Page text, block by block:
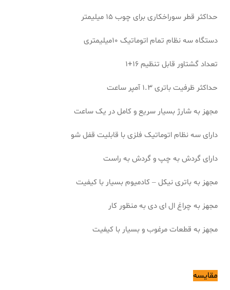
حداکثر قطر سوراخکاری برای چوب 15 میلیمتر
دستگاه سه نظام تمام اتوماتیک 10میلیمتری
تعداد گشتاور قابل تنظیم 16+1
حداکثر ظرفیت باتری 1.3 آمپر ساعت
مجهز به شارژ بسیار سریع و کامل در یک ساعت
دارای سه نظام اتوماتیک فلزی با قابلیت قفل شو
دارای گردش به چپ و گردش به راست
مجهز به باتری نیکل – کادمیوم بسیار با کیفیت
مجهز به چراغ ال ای دی به منظور کار
مجهز به قطعات مرغوب و بسیار با کیفیت
مقایسه